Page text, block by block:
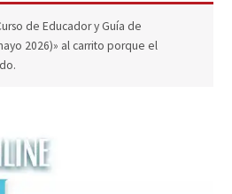
de Educador y Guía de
2026)» al carrito porque el